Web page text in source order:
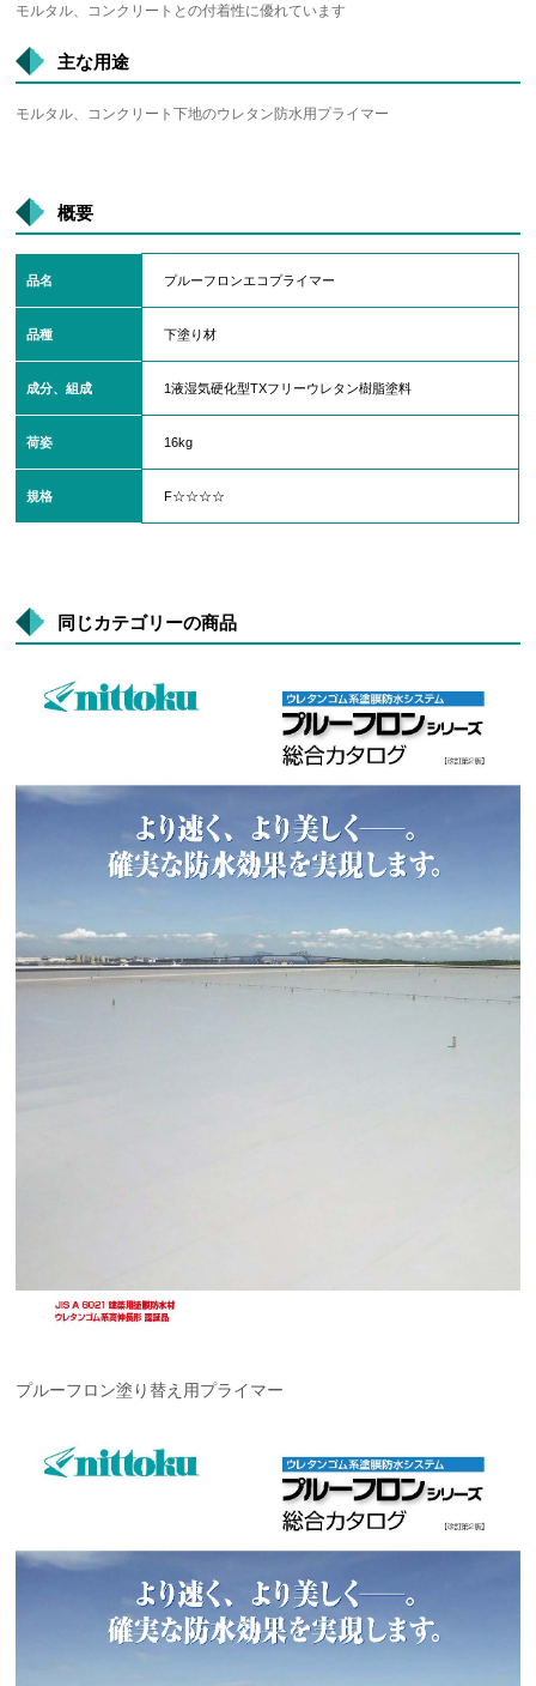
モルタル、コンクリートとの付着性に優れています
主な用途
モルタル、コンクリート下地のウレタン防水用プライマー
概要
品名 プルーフロンエコプライマー
品種 下塗り材
成分、組成 1液湿気硬化型TXフリーウレタン樹脂塗料
荷姿 16kg
規格 F☆☆☆☆
同じカテゴリーの商品
プルーフロン塗り替え用プライマー